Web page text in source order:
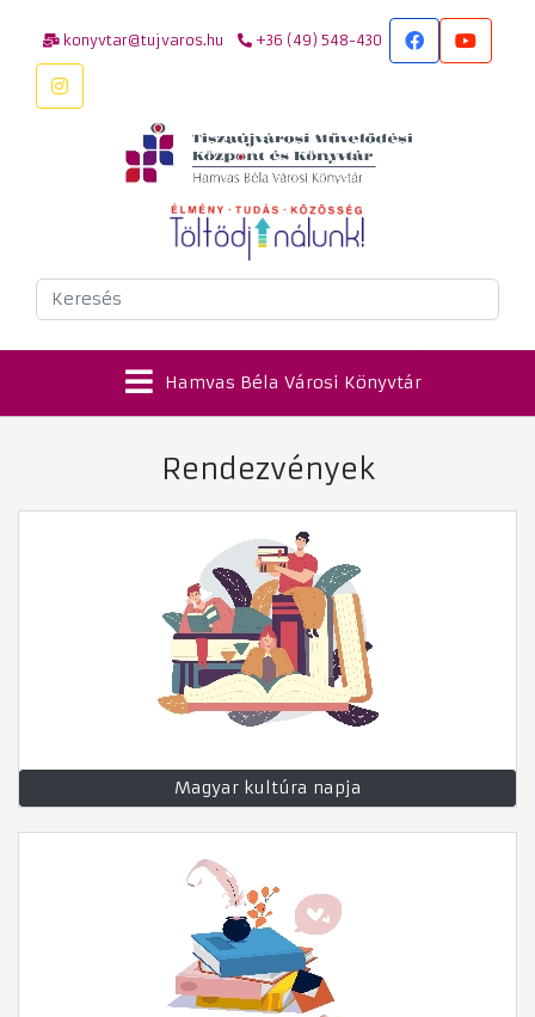
konyvtar@tujvaros.hu +36 (49) 548-430
Keresés
Hamvas Béla Városi Könyvtár
Rendezvények
Magyar kultúra napja